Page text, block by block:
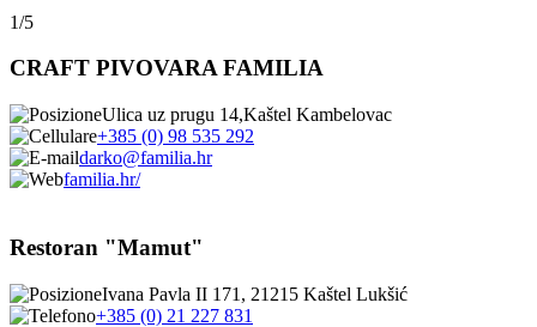
1/5
CRAFT PIVOVARA FAMILIA
Ulica uz prugu 14,Kaštel Kambelovac
+385 (0) 98 535 292
darko@familia.hr
familia.hr/
Restoran "Mamut"
Ivana Pavla II 171, 21215 Kaštel Lukšić
+385 (0) 21 227 831